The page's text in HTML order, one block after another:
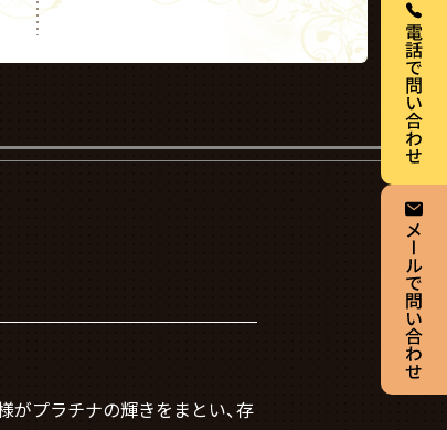
プラチナの輝きをまとい、存